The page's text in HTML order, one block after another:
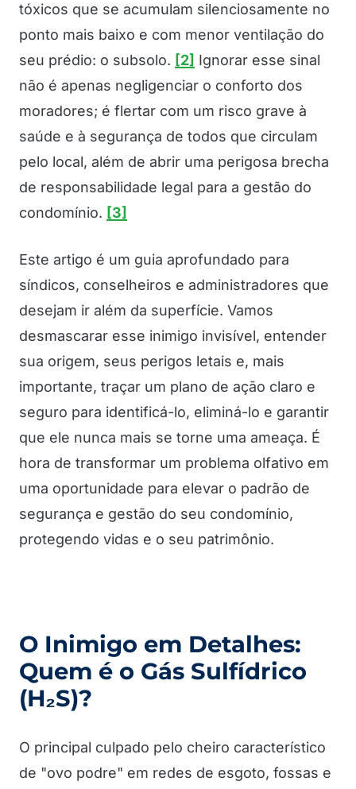
tóxicos que se acumulam silenciosamente no
ponto mais baixo e com menor ventilação do
seu prédio: o subsolo. [2] Ignorar esse sinal
não é apenas negligenciar o conforto dos
moradores; é flertar com um risco grave à
saúde e à segurança de todos que circulam
pelo local, além de abrir uma perigosa brecha
de responsabilidade legal para a gestão do
condomínio. [3]
Este artigo é um guia aprofundado para
síndicos, conselheiros e administradores que
desejam ir além da superfície. Vamos
desmascarar esse inimigo invisível, entender
sua origem, seus perigos letais e, mais
importante, traçar um plano de ação claro e
seguro para identificá-lo, eliminá-lo e garantir
que ele nunca mais se torne uma ameaça. É
hora de transformar um problema olfativo em
uma oportunidade para elevar o padrão de
segurança e gestão do seu condomínio,
protegendo vidas e o seu patrimônio.
O Inimigo em Detalhes:
Quem é o Gás Sulfídrico
(H₂S)?
O principal culpado pelo cheiro característico
de "ovo podre" em redes de esgoto, fossas e